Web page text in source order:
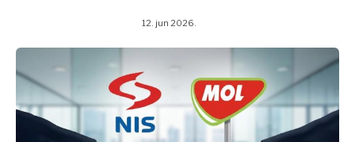
12. jun 2026.